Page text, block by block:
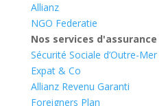
Allianz
NGO Federatie
Nos services d'assurance
Sécurité Sociale d’Outre-Mer
Expat & Co
Allianz Revenu Garanti
Foreigners Plan